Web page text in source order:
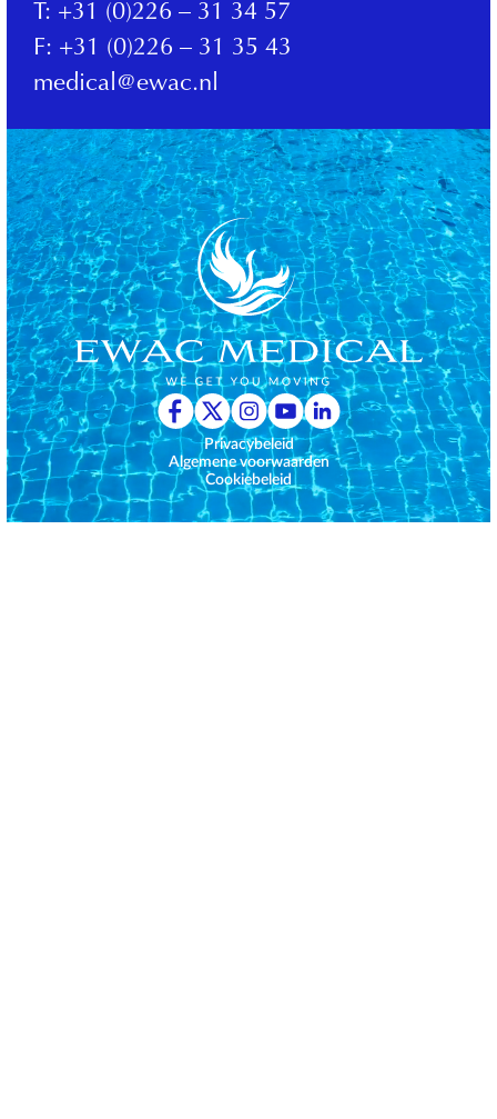
Privacybeleid
Algemene voorwaarden
Cookiebeleid
T: +31 (0)226 – 31 34 57
F: +31 (0)226 – 31 35 43
medical@ewac.nl